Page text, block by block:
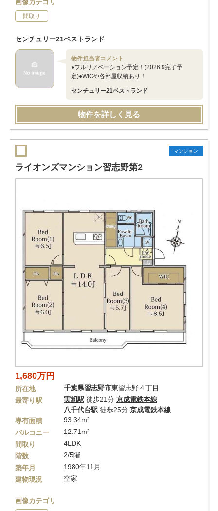
画像カテゴリ
間取り
センチュリー21ベストランド
物件担当者コメント
●フルリノベーション予定！(2026.9完了予
定)●WICや各部屋収納あり！
センチュリー21ベストランド
物件を詳しく見る
マンション
ライオンズマンション習志野第2
1,680万円
所在地 千葉県習志野市東習志野４丁目
最寄り駅
実籾駅 徒歩21分 京成電鉄本線
八千代台駅 徒歩25分 京成電鉄本線
専有面積
93.34m²
バルコニー
12.71m²
間取り
4LDK
階数
2/5階
築年月
1980年11月
建物現況
空家
画像カテゴリ